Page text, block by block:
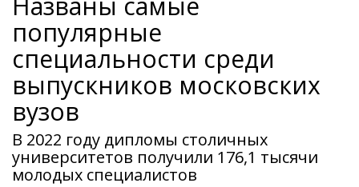
популярные
специальности среди
выпускников московских
вузов
В 2022 году дипломы столичных
университетов получили 176,1 тысячи
молодых специалистов